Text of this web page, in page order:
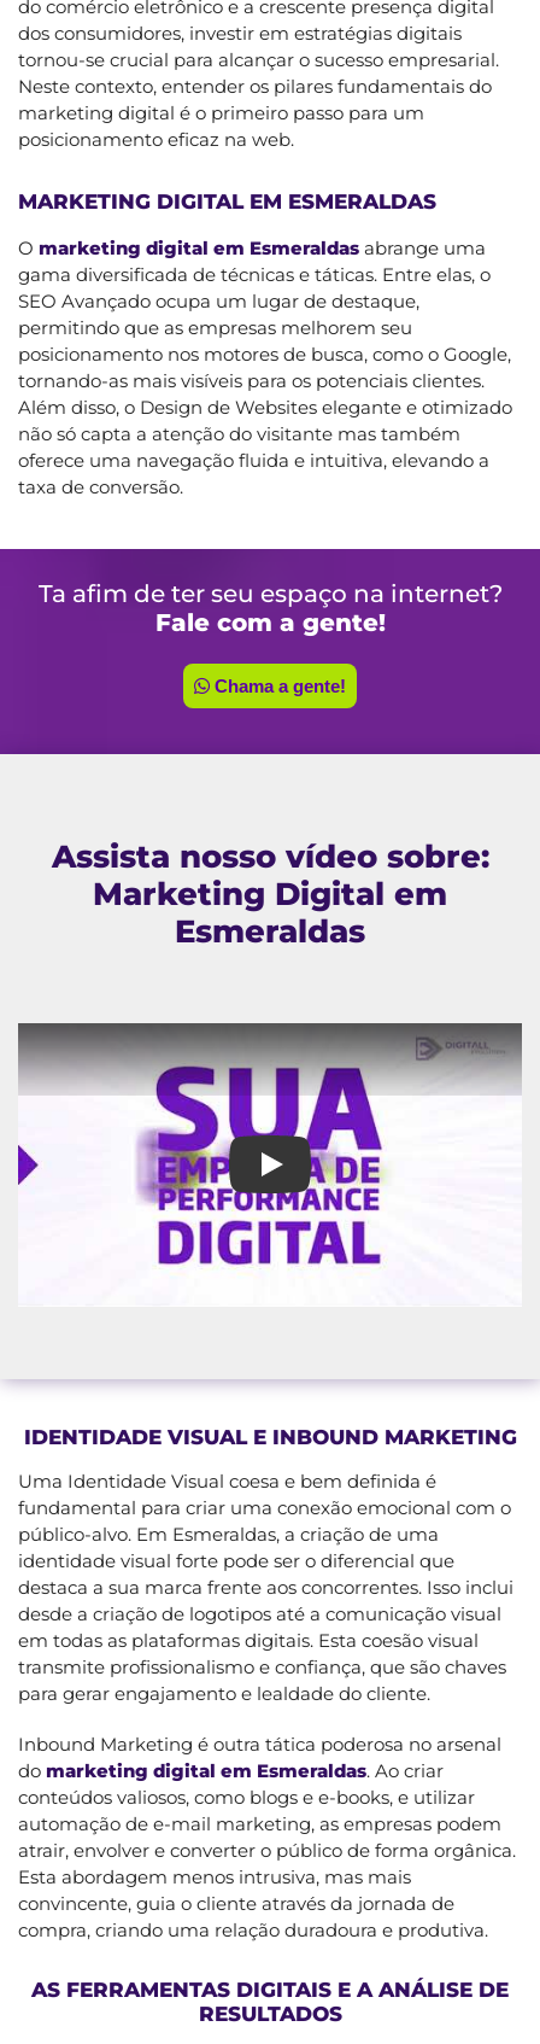
do comércio eletrônico e a crescente presença digital
dos consumidores, investir em estratégias digitais
tornou-se crucial para alcançar o sucesso empresarial.
Neste contexto, entender os pilares fundamentais do
marketing digital é o primeiro passo para um
posicionamento eficaz na web.
MARKETING DIGITAL EM ESMERALDAS
O marketing digital em Esmeraldas abrange uma
gama diversificada de técnicas e táticas. Entre elas, o
SEO Avançado ocupa um lugar de destaque,
permitindo que as empresas melhorem seu
posicionamento nos motores de busca, como o Google,
tornando-as mais visíveis para os potenciais clientes.
Além disso, o Design de Websites elegante e otimizado
não só capta a atenção do visitante mas também
oferece uma navegação fluida e intuitiva, elevando a
taxa de conversão.
Ta afim de ter seu espaço na internet?
Fale com a gente!
Chama a gente!
Assista nosso vídeo sobre:
Marketing Digital em
Esmeraldas
Marketing Digital em
IDENTIDADE VISUAL E INBOUND MARKETING
Uma Identidade Visual coesa e bem definida é
fundamental para criar uma conexão emocional com o
público-alvo. Em Esmeraldas, a criação de uma
identidade visual forte pode ser o diferencial que
destaca a sua marca frente aos concorrentes. Isso inclui
desde a criação de logotipos até a comunicação visual
em todas as plataformas digitais. Esta coesão visual
transmite profissionalismo e confiança, que são chaves
para gerar engajamento e lealdade do cliente.
Inbound Marketing é outra tática poderosa no arsenal
do marketing digital em Esmeraldas. Ao criar
conteúdos valiosos, como blogs e e-books, e utilizar
automação de e-mail marketing, as empresas podem
atrair, envolver e converter o público de forma orgânica.
Esta abordagem menos intrusiva, mas mais
convincente, guia o cliente através da jornada de
compra, criando uma relação duradoura e produtiva.
AS FERRAMENTAS DIGITAIS E A ANÁLISE DE
RESULTADOS